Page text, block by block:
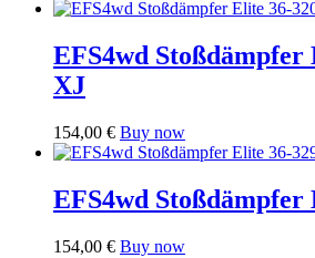
EFS4wd
XJ
154,00 € Buy now
EFS4wd
154,00 € Buy now